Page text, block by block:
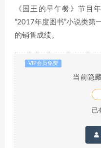
《国王的早午餐》节目
“2017年度图书”小说类第
的销售成绩。
VIP会员免费
当前隐
已